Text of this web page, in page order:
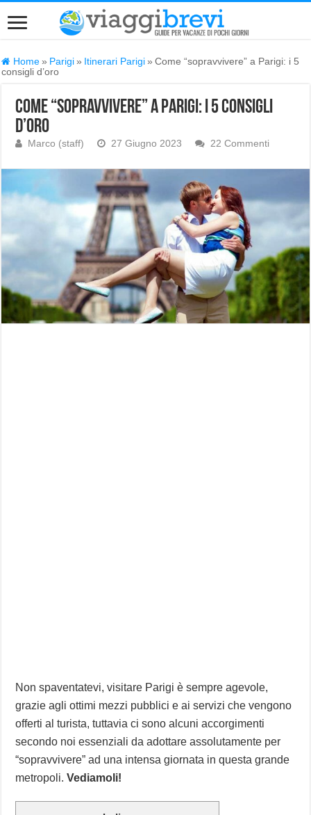
Home » Parigi » Itinerari Parigi » Come “sopravvivere” a Parigi: i 5
consigli d’oro
Come “sopravvivere” a Parigi: i 5 consigli
d’oro
Marco (staff) 27 Giugno 2023 22 Commenti
Non spaventatevi, visitare Parigi è sempre agevole,
grazie agli ottimi mezzi pubblici e ai servizi che vengono
offerti al turista, tuttavia ci sono alcuni accorgimenti
secondo noi essenziali da adottare assolutamente per
“sopravvivere” ad una intensa giornata in questa grande
metropoli.Vediamoli!